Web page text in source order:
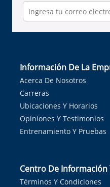
Información De La
Acerca De Nosotros
Carreras
Ubicaciones Y Horarios
Opiniones Y Testimonios
Entrenamiento Y Pruebas
Centro De Información
Términos Y Condiciones